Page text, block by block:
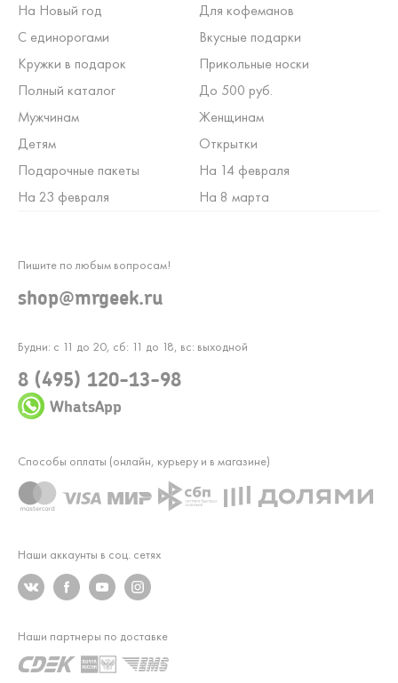
На Новый год
Для кофеманов
С единорогами
Вкусные подарки
Кружки в подарок
Прикольные носки
Полный каталог
До 500 руб.
Мужчинам
Женщинам
Детям
Открытки
Подарочные пакеты
На 14 февраля
На 23 февраля
На 8 марта
Будни: с 11 до 20, сб: 11 до 18, вс: выходной
8 (495) 120-13-98
WhatsApp
Пишите по любым вопросам!
shop@mrgeek.ru
Наши аккаунты в соц. сетях
Способы оплаты (онлайн, курьеру и в магазине)
Наши партнеры по доставке